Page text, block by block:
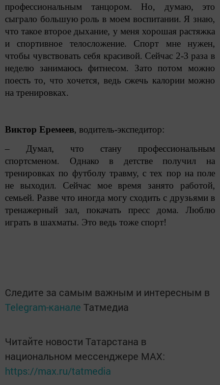
профессиональным танцором. Но, думаю, это
сыграло большую роль в моем воспитании. Я знаю,
что такое второе дыхание, у меня хорошая растяжка
и спортивное телосложение. Спорт мне нужен,
чтобы чувствовать себя красивой. Сейчас 2-3 раза в
неделю занимаюсь фитнесом. Зато потом можно
поесть то, что хочется, ведь сжечь калории можно
на тренировках.
Виктор Еремеев, водитель-экспедитор:
– Думал, что стану профессиональным
спортсменом. Однако в детстве получил на
тренировках по футболу травму, с тех пор на поле
не выходил. Сейчас мое время занято работой,
семьей. Разве что иногда могу сходить с друзьями в
тренажерный зал, покачать пресс дома. Люблю
играть в шахматы. Это ведь тоже спорт!
Следите за самым важным и интересным в
Telegram-канале Татмедиа
Читайте новости Татарстана в
национальном мессенджере MАХ:
https://max.ru/tatmedia